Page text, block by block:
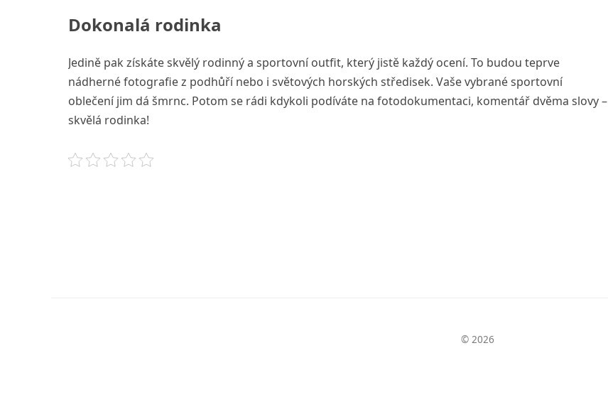
Dokonalá rodinka
Jedině pak získáte skvělý rodinný a sportovní outfit, který jistě každý ocení. To budou teprve
nádherné fotografie z podhůří nebo i světových horských středisek. Vaše vybrané sportovní
oblečení jim dá šmrnc. Potom se rádi kdykoli podíváte na fotodokumentaci, komentář dvěma slovy –
skvělá rodinka!
© 2026